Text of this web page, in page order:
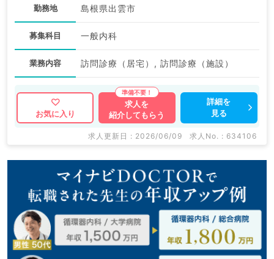
勤務地 島根県出雲市
募集科目 一般内科
業務内容 訪問診療（居宅）, 訪問診療（施設）
お気に入り
求人を
紹介してもらう
詳細を
見る
求人更新日 : 2026/06/09 求人No. : 634106